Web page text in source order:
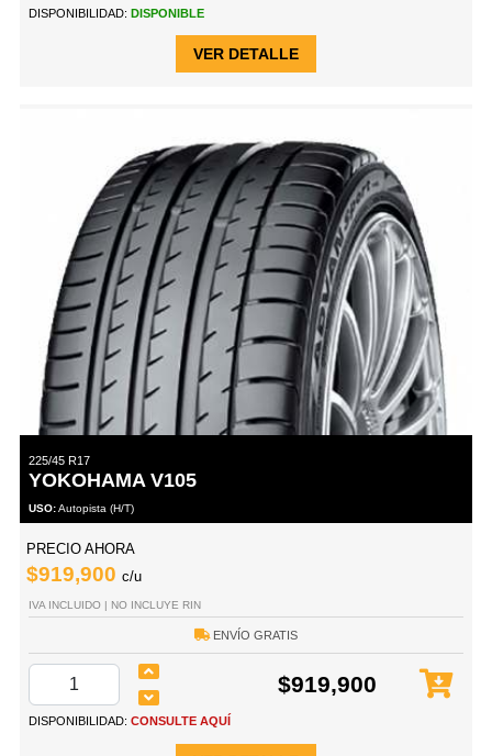
DISPONIBILIDAD: DISPONIBLE
VER DETALLE
225/45 R17
YOKOHAMA V105
USO:Autopista (H/T)
PRECIO AHORA
$919,900 c/u
IVA INCLUIDO | NO INCLUYE RIN
ENVÍO GRATIS
$919,900
DISPONIBILIDAD: CONSULTE AQUÍ